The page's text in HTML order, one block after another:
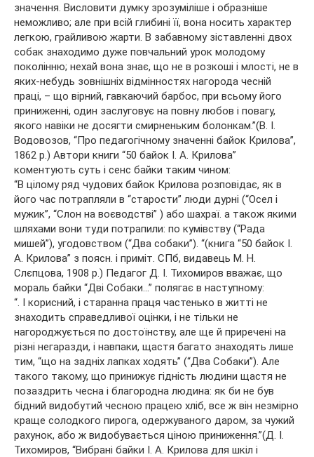
значення. Висловити думку зрозуміліше і образніше
неможливо; але при всій глибині її, вона носить характер
легкою, грайливою жарти. В забавному зіставленні двох
собак знаходимо дуже повчальний урок молодому
поколінню; нехай вона знає, що не в розкоші і млості, не в
яких-небудь зовнішніх відмінностях нагорода чесній
праці, – що вірний, гавкаючий барбос, при всьому його
приниженні, один заслуговує на повну любов і повагу,
якого навіки не досягти смирненьким болонкам.”(В. І.
Водовозов, “Про педагогічному значенні байок Крилова”,
1862 р.) Автори книги “50 байок І. А. Крилова”
коментують суть і сенс байки таким чином:
“В цілому ряд чудових байок Крилова розповідає, як в
його час потрапляли в “старости” люди дурні (“Осел і
мужик”, “Слон на воєводстві” ) або шахраї. а також якими
шляхами вони туди потрапили: по кумівству (“Рада
мишей”), угодовством (“Два собаки”). “(книга “50 байок І.
А. Крилова” з поясн. і приміт. СПб, видавець М. Н.
Слєпцова, 1908 р.) Педагог Д. І. Тихомиров вважає, що
мораль байки “Дві Собаки…” полягає в наступному:
“. І корисний, і старанна праця частенько в житті не
знаходить справедливої оцінки, і не тільки не
нагороджується по достоїнству, але ще й приречені на
різні негаразди, і навпаки, щастя багато знаходять лише
тим, “що на задніх лапках ходять” (“Два Собаки”). Але
такого такому, що принижує гідність людини щастя не
позаздрить чесна і благородна людина: як би не був
бідний видобутий чесною працею хліб, все ж він незмірно
краще солодкого пирога, одержуваного даром, за чужий
рахунок, або ж видобувається ціною приниження.”(Д. І.
Тихомиров, “Вибрані байки І. А. Крилова для шкіл і